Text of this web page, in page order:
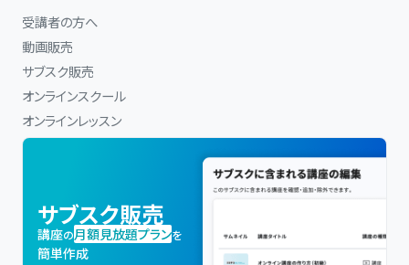
受講者の方へ
動画販売
サブスク販売
オンラインスクール
オンラインレッスン
サブスク販売
講座の月額見放題プランを
簡単作成